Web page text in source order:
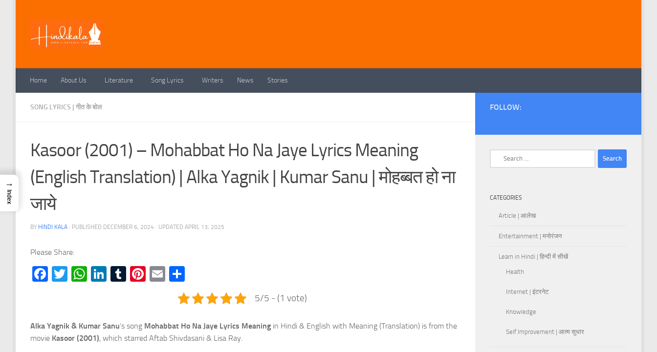
Home About Us Literature Song Lyrics Writers News Stories
SONG LYRICS | गीत के बोल
Kasoor (2001) – Mohabbat Ho Na Jaye Lyrics Meaning
(English Translation) | Alka Yagnik | Kumar Sanu | मोहब्बत हो ना
जाये
BY HINDI KALA · PUBLISHED DECEMBER 6, 2024 · UPDATED APRIL 13, 2025
Please Share:
Facebook
TwitterWhatsApp
LinkedIn
Tumblr
Pinterest
Email
5/5 - (1 vote)
Alka Yagnik & Kumar Sanu‘s song Mohabbat Ho Na Jaye Lyrics Meaning in Hindi & English with Meaning (Translation) is from the
movie Kasoor (2001), which starred Aftab Shivdasani & Lisa Ray.
FOLLOW:
CATEGORIES
Article | आलेख
Entertainment | मनोरंजन
Learn in Hindi | हिन्दी में सीखें
Health
Internet | इंटरनेट
Knowledge
Self Improvement | आत्म सुधार
→
Index